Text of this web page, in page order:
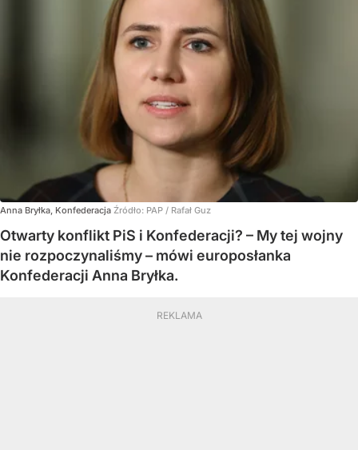
Anna Bryłka, Konfederacja Źródło: PAP / Rafał Guz
Otwarty konflikt PiS i Konfederacji? – My tej wojny
nie rozpoczynaliśmy – mówi europosłanka
Konfederacji Anna Bryłka.